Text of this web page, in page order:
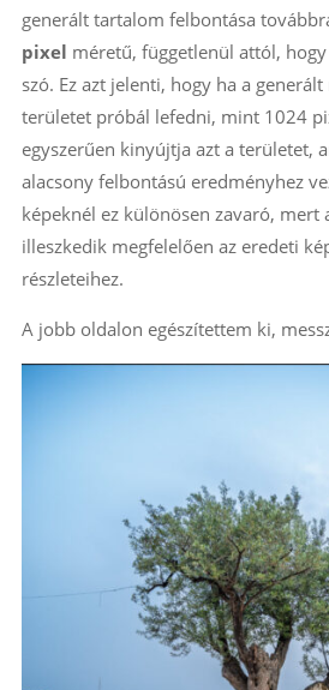
generált tartalom felbontása
pixel méretű, függetlenül attól,
szó. Ez azt jelenti, hogy ha a
területet próbál lefedni, mint 1024
egyszerűen kinyújtja azt a területet,
alacsony felbontású eredményhez
képeknél ez különösen zavaró, mert
illeszkedik megfelelően az eredeti
részleteihez​.
A jobb oldalon egészítettem ki,